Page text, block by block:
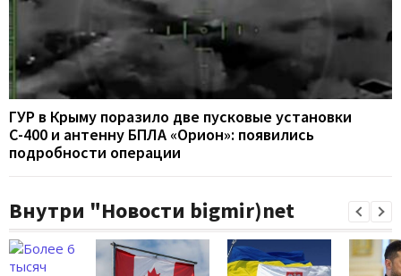
ГУР в Крыму поразило две пусковые установки
С-400 и антенну БПЛА «Орион»: появились
подробности операции
Внутри "Новости bigmir)net